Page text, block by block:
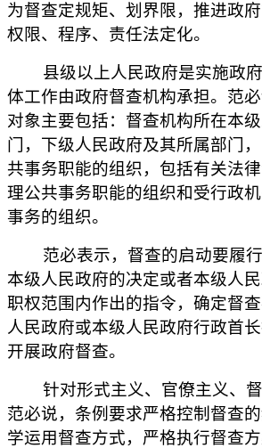
为督查定规矩、划界限，推进政府
权限、程序、责任法定化。
县级以上人民政府是实施政府
体工作由政府督查机构承担。范
对象主要包括：督查机构所在本
门，下级人民政府及其所属部门
共事务职能的组织，包括有关法
理公共事务职能的组织和受行政
事务的组织。
范必表示，督查的启动要履行
本级人民政府的决定或者本级人
职权范围内作出的指令，确定督
人民政府或本级人民政府行政首
开展政府督查。
针对形式主义、官僚主义、督
范必说，条例要求严格控制督查
学运用督查方式，严格执行督查